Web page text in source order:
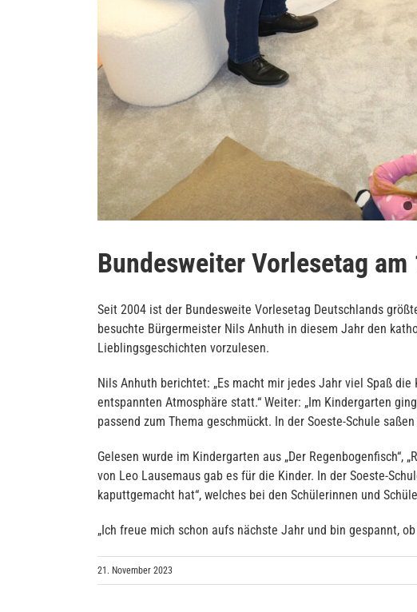
Bundesweiter Vorlesetag
Seit 2004 ist der Bundesweite Vorlesetag Deutschlands
besuchte Bürgermeister Nils Anhuth in diesem Jahr den
Lieblingsgeschichten vorzulesen.
Nils Anhuth berichtet: „Es macht mir jedes Jahr viel Spaß
entspannten Atmosphäre statt.“ Weiter: „Im Kindergarten
passend zum Thema geschmückt. In der Soeste-Schule
Gelesen wurde im Kindergarten aus „Der Regenbogenfisch“,
von Leo Lausemaus gab es für die Kinder. In der Soeste-
kaputtgemacht hat“, welches bei den Schülerinnen und
„Ich freue mich schon aufs nächste Jahr und bin gespannt,
21. November 2023